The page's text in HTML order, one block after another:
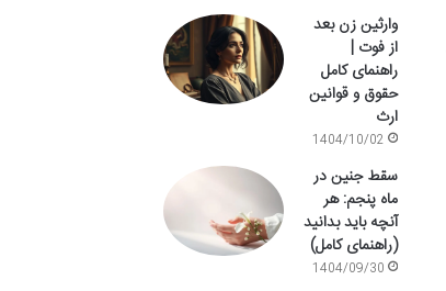
وارثین زن بعد
از فوت |
راهنمای کامل
حقوق و قوانین
ارث
1404/10/02
سقط جنین در
ماه پنجم: هر
آنچه باید بدانید
(راهنمای کامل)
1404/09/30